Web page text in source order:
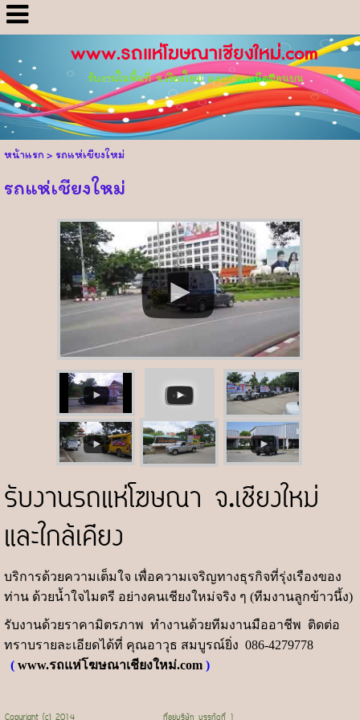
www.รถแห่โฆษณาเชียงใหม่.com
รับงานในพื้นที่ จ.เชียงใหม่ และภาคเหนือตอนบน
หน้าแรก > รถแห่เชียงใหม่
รถแห่เชียงใหม่
รับงานรถแห่โฆษณา จ.เชียงใหม่
และใกล้เคียง
บริการด้วยความเต็มใจ เพื่อความเจริญทางธุรกิจที่รุ่งเรืองของ
ท่าน ด้วยน้ำใจไมตรี อย่างคนเชียงใหม่จริง ๆ (ทีมงานลูกข้าวนึ้ง)
รับงานด้วยราคามิตรภาพ ทำงานด้วยทีมงานมืออาชีพ ติดต่อ
ทราบรายละเอียดได้ที่ คุณอาวุธ สมบูรณ์ยิ่ง 086-4279778
( www.รถแห่โฆษณาเชียงใหม่.com)